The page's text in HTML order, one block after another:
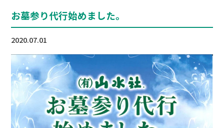
お墓参り代行始めました。
2020.07.01